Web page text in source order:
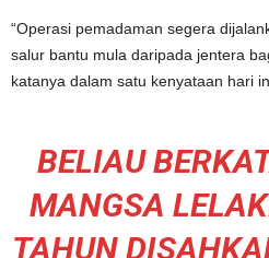
“Operasi pemadaman segera
salur bantu mula daripada jentera
katanya dalam satu kenyataan hari
BELIAU
MANGSA
TAHUN